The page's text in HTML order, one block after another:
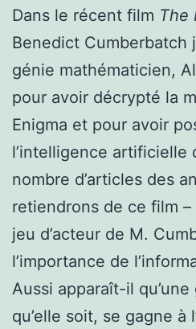
Dans le récent film The
Benedict Cumberbatch
génie mathématicien,
pour avoir décrypté la
Enigma et pour avoir
l’intelligence artificielle
nombre d’articles des
retiendrons de ce film –
jeu d’acteur de M.
l’importance de
Aussi apparaît-il
qu’elle soit, se gagne à